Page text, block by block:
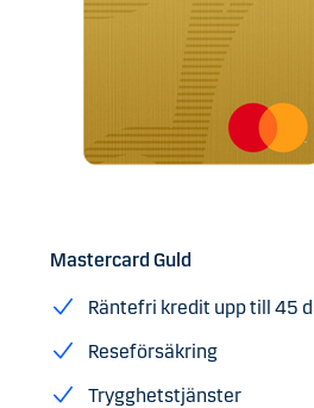
Mastercard Guld
Räntefri kredit upp till 45
Reseförsäkring
Trygghetstjänster